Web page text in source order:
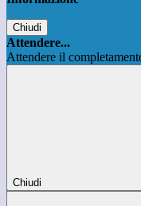
Chiudi
Attendere...
Attendere il
Chiudi